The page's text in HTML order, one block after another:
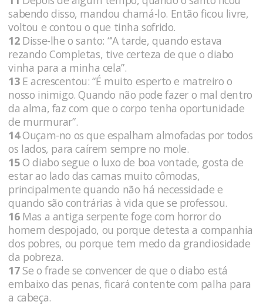
sabendo disso, mandou chamá-lo. Então ficou livre,
voltou e contou o que tinha sofrido.
12Disse-lhe o santo: “‘A tarde, quando estava
rezando Completas, tive certeza de que o diabo
vinha para a minha cela”.
13E acrescentou: “É muito esperto e matreiro o
nosso inimigo. Quando não pode fazer o mal dentro
da alma, faz com que o corpo tenha oportunidade
de murmurar”.
14Ouçam-no os que espalham almofadas por todos
os lados, para caírem sempre no mole.
15O diabo segue o luxo de boa vontade, gosta de
estar ao lado das camas muito cômodas,
principalmente quando não há necessidade e
quando são contrárias à vida que se professou.
16Mas a antiga serpente foge com horror do
homem despojado, ou porque detesta a companhia
dos pobres, ou porque tem medo da grandiosidade
da pobreza.
17Se o frade se convencer de que o diabo está
embaixo das penas, ficará contente com palha para
a cabeça.